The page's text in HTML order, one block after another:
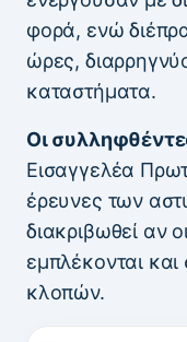
φορά, ενώ
ώρες,
καταστήματα.
Οι
Εισαγγελέα
έρευνες των
διακριβωθεί αν
εμπλέκονται
κλοπών.